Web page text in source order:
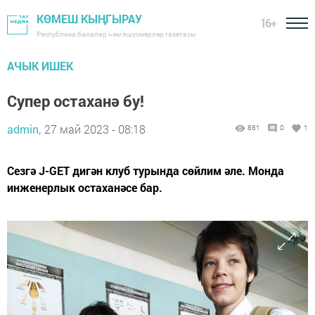
КӨМЕШ КЫҢГЫРАУ
Республика балалар һәм яшүсмерләр газетасы
16+
АЧЫК ИШЕК
Супер остаханә бу!
admin, 27 май 2023 - 08:18 861 0 1
Сезгә J-GET дигән клуб турында сөйлим әле. Монда
инженерлык остаханәсе бар.